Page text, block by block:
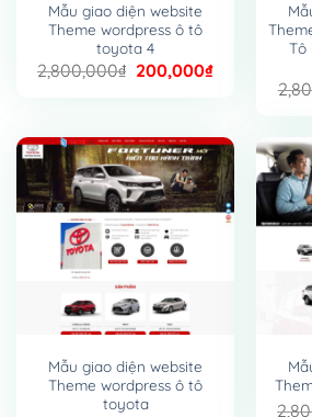
Mẫu giao diện website
Theme wordpress ô tô
toyota 4
2,800,000₫ Giá
200,000₫Giá
200,000₫.
Tô
Mẫu giao diện website
Theme wordpress ô tô
toyota